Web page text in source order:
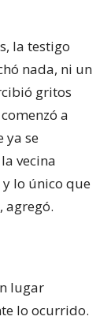
la testigo
nada, ni un
gritos
a
ya se
vecina
lo único que
agregó.
lugar
lo ocurrido.